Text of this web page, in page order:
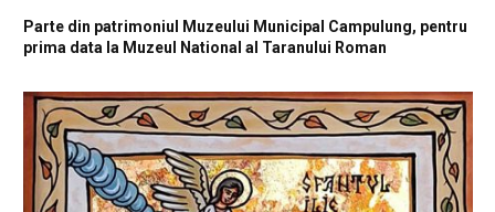
Parte din patrimoniul Muzeului Municipal Campulung, pentru
prima data la Muzeul National al Taranului Roman